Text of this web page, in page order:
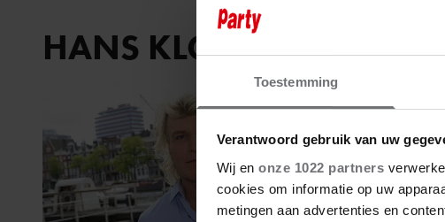
Toestemming
Verantwoord gebruik van uw
Wij en onze 1022 partners
cookies om informatie op uw
metingen aan advertenties en
HANS KLOK BRIDGET